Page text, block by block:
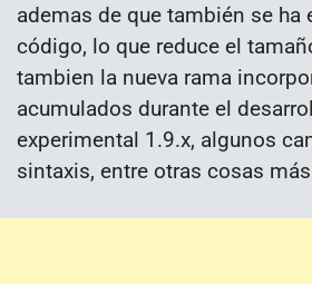
ademas de que también se ha
código, lo que reduce el
tambien la nueva rama
acumulados durante el
experimental 1.9.x, algunos
sintaxis, entre otras cosas